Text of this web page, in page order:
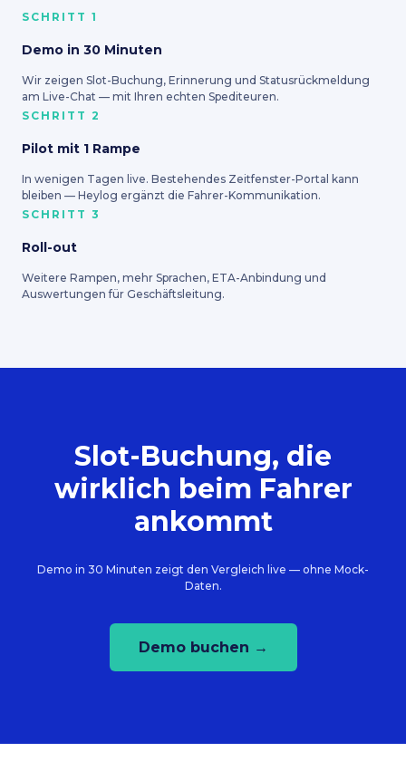
SCHRITT 1
Demo in 30 Minuten
Wir zeigen Slot-Buchung, Erinnerung und Statusrückmeldung
am Live-Chat — mit Ihren echten Spediteuren.
SCHRITT 2
Pilot mit 1 Rampe
In wenigen Tagen live. Bestehendes Zeitfenster-Portal kann
bleiben — Heylog ergänzt die Fahrer-Kommunikation.
SCHRITT 3
Roll-out
Weitere Rampen, mehr Sprachen, ETA-Anbindung und
Auswertungen für Geschäftsleitung.
Slot-Buchung, die
wirklich beim Fahrer
ankommt
Demo in 30 Minuten zeigt den Vergleich live — ohne Mock-
Daten.
Demo buchen →